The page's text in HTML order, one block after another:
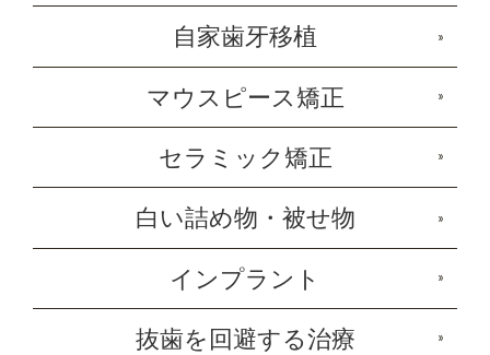
自家歯牙移植
マウスピース矯正
セラミック矯正
白い詰め物・被せ物
インプラント
抜歯を回避する治療